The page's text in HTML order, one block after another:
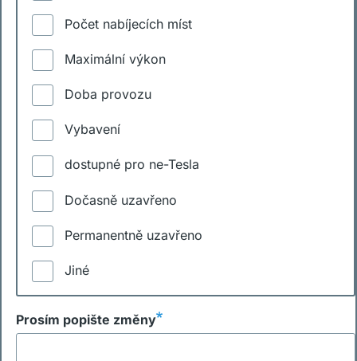
Počet nabíjecích míst
Maximální výkon
Doba provozu
Vybavení
dostupné pro ne-Tesla
Dočasně uzavřeno
Permanentně uzavřeno
Jiné
Prosím popište změny